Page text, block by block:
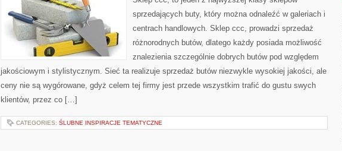
SIEBIE
sprzedających buty, który można odnaleźć w galeriach i
centrach handlowych. Sklep ccc, prowadzi sprzedaż
różnorodnych butów, dlatego każdy posiada możliwość
znalezienia szczególnie dobrych butów pod względem
jakościowym i stylistycznym. Sieć ta realizuje sprzedaż butów niezwykle wysokiej jakości, ale
ceny nie są wygórowane, gdyż celem tej firmy jest przede wszystkim trafić do gustu swych
klientów, przez co […]
CATEGORIES: ŚLUBNE INSPIRACJE TEMATYCZNE